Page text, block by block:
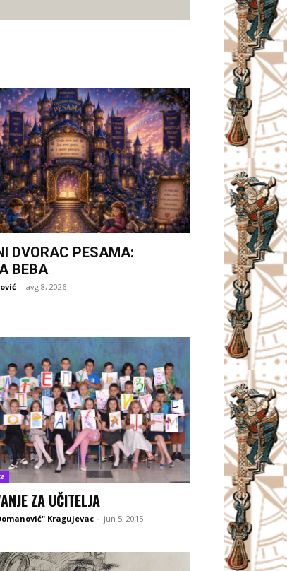
DVORAC PESAMA:
BEBA
- avg 8, 2026
ZA UČITELJA
Kragujevac - jun 5, 2015